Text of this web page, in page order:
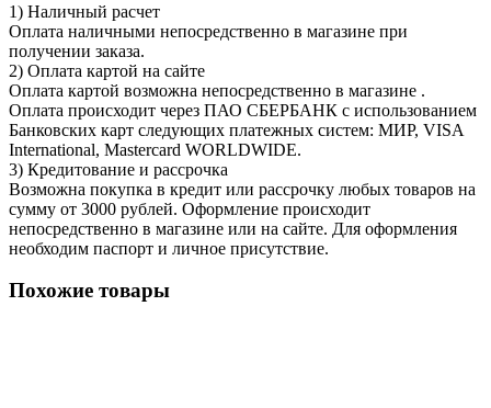
1) Наличный расчет
Оплата наличными непосредственно в магазине при
получении заказа.
2) Оплата картой на сайте
Оплата картой возможна непосредственно в магазине .
Оплата происходит через ПАО СБЕРБАНК с использованием
Банковских карт следующих платежных систем: МИР, VISA
International, Mastercard WORLDWIDE.
3) Кредитование и рассрочка
Возможна покупка в кредит или рассрочку любых товаров на
сумму от 3000 рублей. Оформление происходит
непосредственно в магазине или на сайте. Для оформления
необходим паспорт и личное присутствие.
Похожие товары